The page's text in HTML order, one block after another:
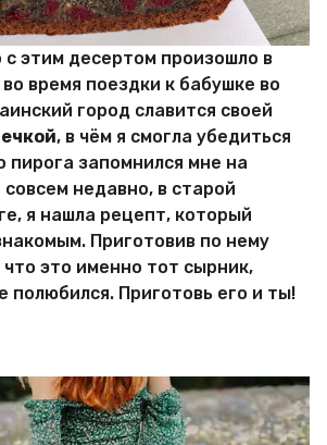
с этим десертом произошло в
время поездки к бабушке во
город славится своей
, в чём я смогла убедиться
пирога запомнился мне на
недавно, в старой
я нашла рецепт, который
Приготовив по нему
что это именно тот сырник,
полюбился. Приготовь его и ты!